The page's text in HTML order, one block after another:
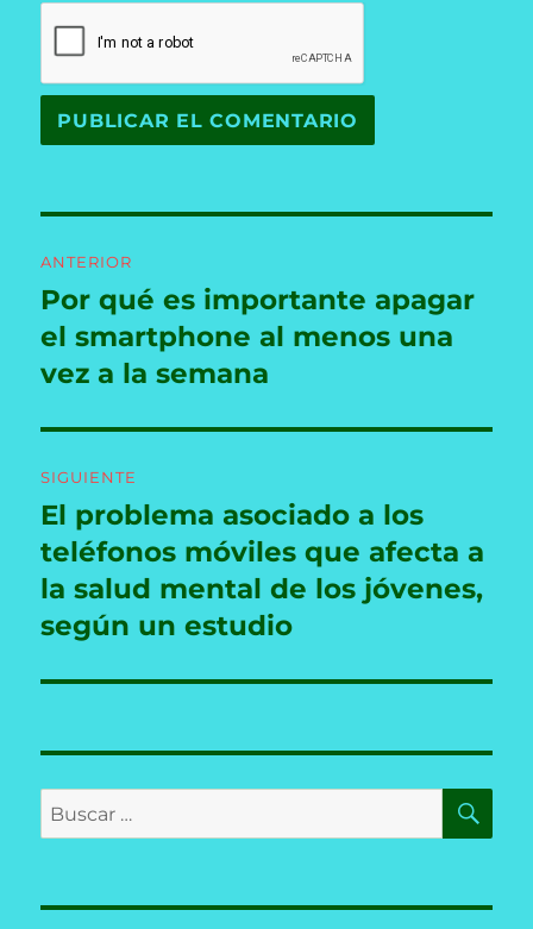
de
entradas
ANTERIOR
Entrada
anterior:
Por qué es importante apagar
el smartphone al menos una
vez a la semana
SIGUIENTE
Entrada
siguiente:
El problema asociado a los
teléfonos móviles que afecta a
la salud mental de los jóvenes,
según un estudio
Buscar
por: